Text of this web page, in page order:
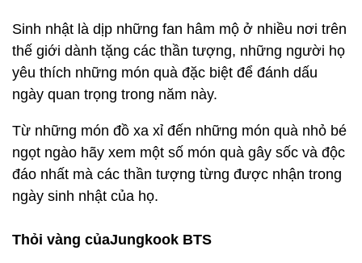
Sinh nhật là dịp những fan hâm mộ ở nhiều nơi trên
thế giới dành tặng các thần tượng, những người họ
yêu thích những món quà đặc biệt để đánh dấu
ngày quan trọng trong năm này.
Từ những món đồ xa xỉ đến những món quà nhỏ bé
ngọt ngào hãy xem một số món quà gây sốc và độc
đáo nhất mà các thần tượng từng được nhận trong
ngày sinh nhật của họ.
Thỏi vàng củaJungkook BTS